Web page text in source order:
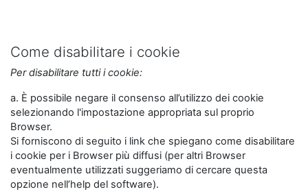
Come disabilitare i cookie
Per disabilitare tutti i cookie:
a. È possibile negare il consenso all’utilizzo dei cookie
selezionando l'impostazione appropriata sul proprio
Browser.
Si forniscono di seguito i link che spiegano come disabilitare
i cookie per i Browser più diffusi (per altri Browser
eventualmente utilizzati suggeriamo di cercare questa
opzione nell’help del software).